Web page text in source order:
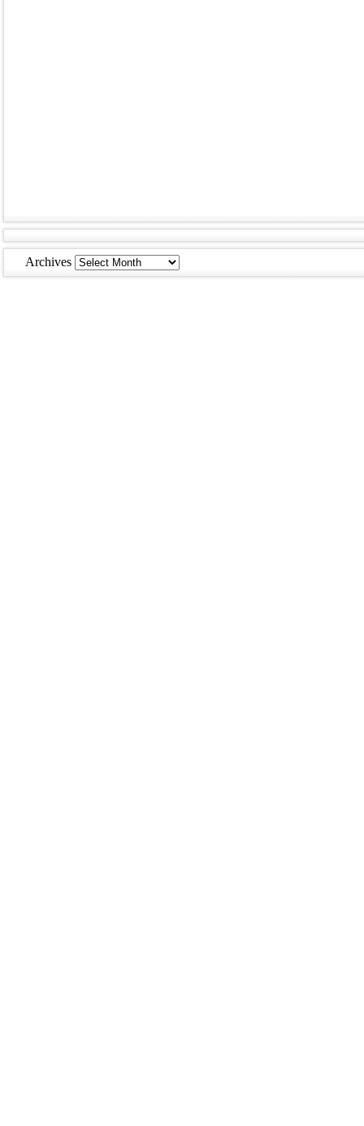
Archives Archives